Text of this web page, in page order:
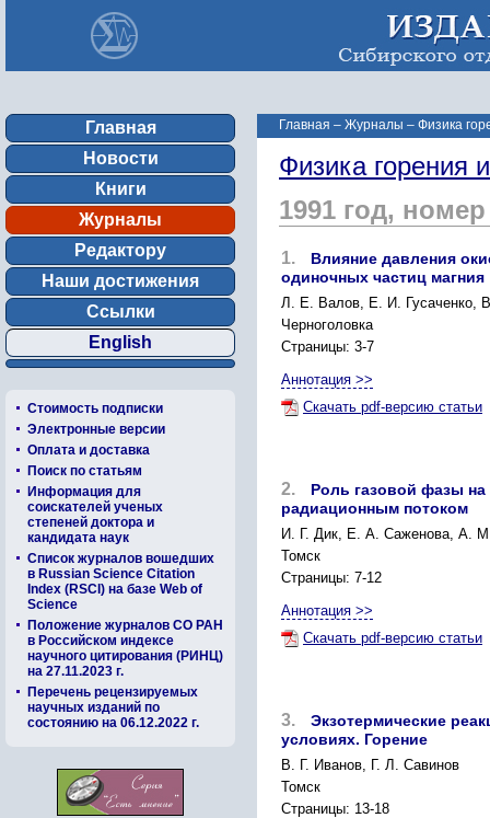
Главная
Новости
Книги
Журналы
Редактору
Наши достижения
Ссылки
English
Стоимость подписки
Электронные версии
Оплата и доставка
Поиск по статьям
Информация для
соискателей ученых
степеней доктора и
кандидата наук
Список журналов вошедших
в Russian Science Citation
Index (RSCI) на базе Web of
Science
Положение журналов СО РАН
в Российском индексе
научного цитирования (РИНЦ)
на 27.11.2023 г.
Перечень рецензируемых
научных изданий по
состоянию на 06.12.2022 г.
Главная – Журналы – Физика
Физика горения
1991 год,
1.
Влияние давления
одиночных частиц магния
Л. Е. Валов, Е. И. Гусаченко,
Черноголовка
Страницы: 3-7
Аннотация >>
Скачать pdf-версию статьи
2.
Роль газовой фазы на
радиационным потоком
И. Г. Дик, Е. А. Саженова, А.
Томск
Страницы: 7-12
Аннотация >>
Скачать pdf-версию статьи
3.
Экзотермические
условиях. Горение
В. Г. Иванов, Г. Л. Савинов
Томск
Страницы: 13-18